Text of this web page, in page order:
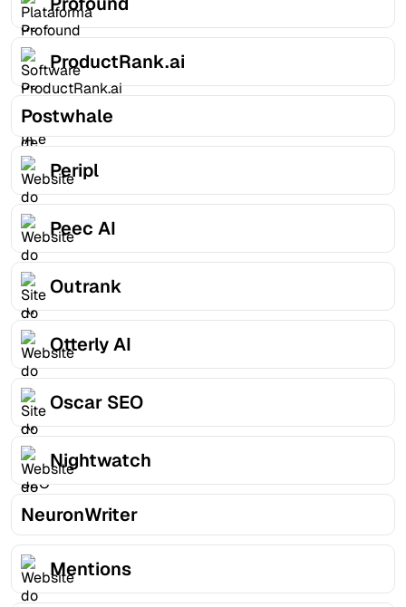
ProductRank.ai
Postwhale
Peripl
Peec AI
Outrank
Otterly AI
Oscar SEO
Nightwatch
NeuronWriter
Mentions